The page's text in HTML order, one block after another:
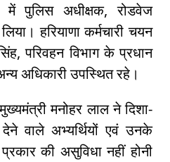
में पुलिस अधीक्षक, रोडवेज
हरियाणा कर्मचारी चयन
परिवहन विभाग के प्रधान
अधिकारी उपस्थित रहे।
मनोहर लाल ने दिशा-
देने वाले अभ्यर्थियों एवं उनके
की असुविधा नहीं होनी